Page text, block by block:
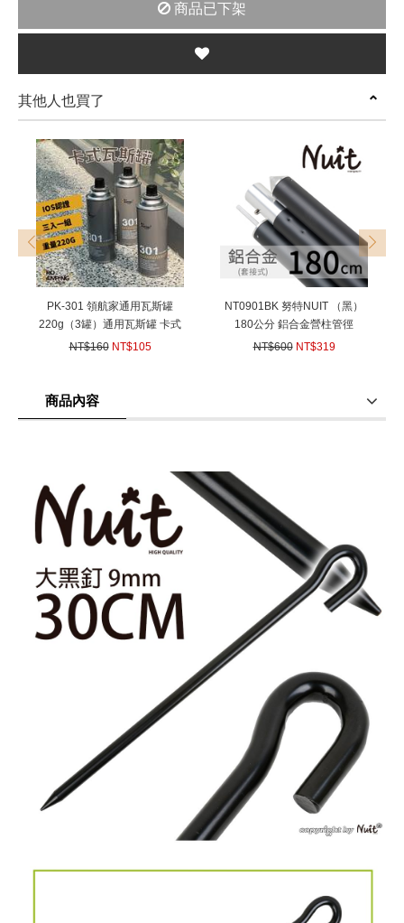
商品已下架
其他人也買了
PK-301 領航家通用瓦斯罐
220g（3罐）通用瓦斯罐 卡式
瓦斯爐 噴燈 露營 烤肉 野餐
NT$160 NT$105
NT0901BK 努特NUIT （黑）
180公分 鋁合金營柱管徑
3.3CM 套接營柱 炊事帳蓬 天
NT$600 NT$319
prev next
商品內容